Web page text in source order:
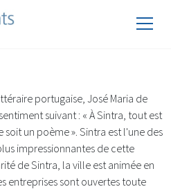
portugaise, José Maria de
suivant : « À Sintra, tout est
soit un poème ». Sintra est l'une des
impressionnantes de cette
de Sintra, la ville est animée en
entreprises sont ouvertes toute